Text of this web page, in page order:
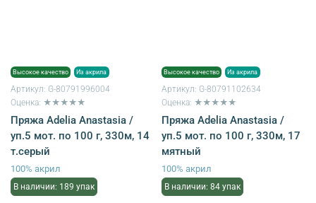
Высокое качество Из акрила
Артикул: G-80791996004
Оценка: ★★★★★
Пряжа Adelia Anastasia /
уп.5 мот. по 100 г, 330м, 14
т.серый
100% акрил
В наличии: 189 упак
Высокое качество Из акрила
Артикул: G-80791102634
Оценка: ★★★★★
Пряжа Adelia Anastasia /
уп.5 мот. по 100 г, 330м, 17
мятный
100% акрил
В наличии: 84 упак